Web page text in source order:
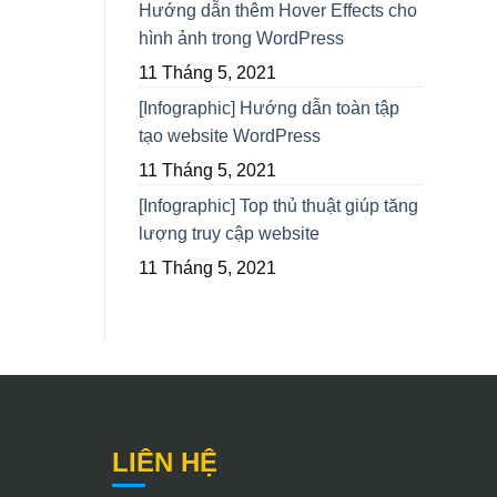
Hướng dẫn thêm Hover Effects cho
hình ảnh trong WordPress
11 Tháng 5, 2021
[Infographic] Hướng dẫn toàn tập
tạo website WordPress
11 Tháng 5, 2021
[Infographic] Top thủ thuật giúp tăng
lượng truy cập website
11 Tháng 5, 2021
LIÊN HỆ